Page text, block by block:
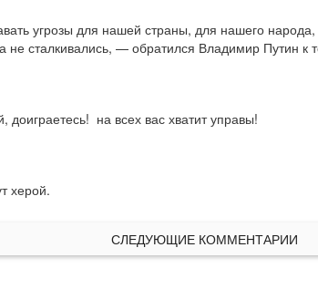
угрозы для нашей страны, для нашего
не сталкивались, — обратился Владимир Путин
на всех вас хватит управы!
херой.
СЛЕДУЮЩИЕ КОММЕНТАРИИ